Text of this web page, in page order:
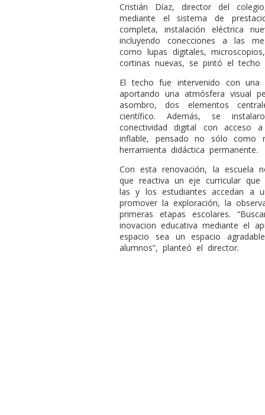
Cristián Díaz, director del
mediante el sistema de
completa, instalación eléctrica
incluyendo conecciones a las
como lupas digitales,
cortinas nuevas, se pintó el
El techo fue intervenido con
aportando una atmósfera visual
asombro, dos elementos
científico. Además, se
conectividad digital con
inflable, pensado no sólo como
herramienta didáctica permanente.
Con esta renovación, la escuela
que reactiva un eje curricular que
las y los estudiantes accedan a
promover la exploración, la
primeras etapas escolares.
inovacion educativa mediante el
espacio sea un espacio
alumnos”, planteó el director.